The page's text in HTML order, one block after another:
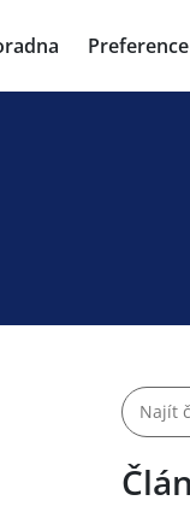
Preference